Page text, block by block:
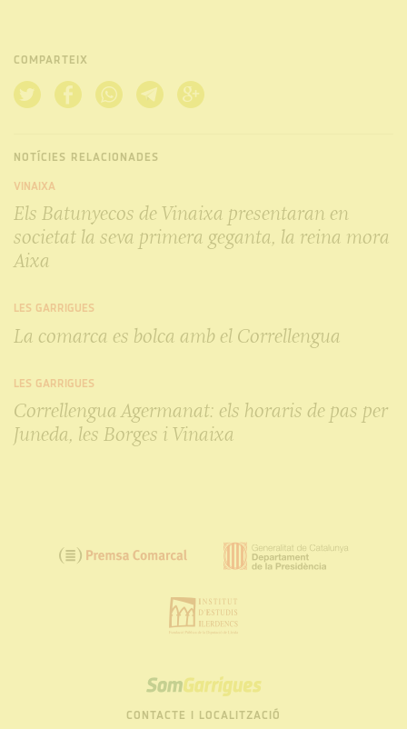
COMPARTEIX
NOTÍCIES RELACIONADES
VINAIXA
Els Batunyecos de Vinaixa presentaran en
societat la seva primera geganta, la reina mora
Aixa
LES GARRIGUES
La comarca es bolca amb el Correllengua
LES GARRIGUES
Correllengua Agermanat: els horaris de pas per
Juneda, les Borges i Vinaixa
SOM
GARRIGUES
CONTACTE I LOCALITZACIÓ